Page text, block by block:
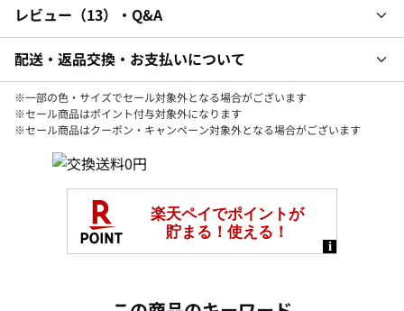
レビュー 13 ・Q&A
配送・返品交換・お支払いについて
※一部の色・サイズでセール対象外となる場合がございます
※セール商品はポイント付与対象外になります
※セール商品はクーポン・キャンペーン対象外となる場合がございます